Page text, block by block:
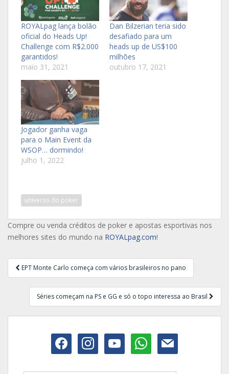
ROYALpag lança bolão
oficial do Heads Up!
Challenge com R$2.000
garantidos!
maio 31, 2021
Dan Bilzerian teria sido
desafiado para um
heads up de US$100
milhões
outubro 17, 2021
Jogador ganha vaga
para o Main Event da
WSOP… dormindo!
julho 1, 2022
universo do poker
Compre ou venda créditos de poker e apostas esportivas nos
melhores sites do mundo na ROYALpag.com!
Navegação
de
Post
EPT Monte Carlo começa com vários brasileiros no pano
Séries começam na PS e GG e só o topo interessa ao Brasil
facebookinstagramyoutube whatsappmail